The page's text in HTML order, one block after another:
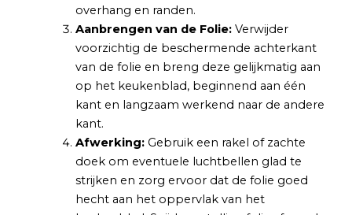
overhang en randen.
Aanbrengen van de Folie:Verwijder
voorzichtig de beschermende achterkant
van de folie en breng deze gelijkmatig aan
op het keukenblad, beginnend aan één
kant en langzaam werkend naar de andere
kant.
Afwerking:Gebruik een rakel of zachte
doek om eventuele luchtbellen glad te
strijken en zorg ervoor dat de folie goed
hecht aan het oppervlak van het